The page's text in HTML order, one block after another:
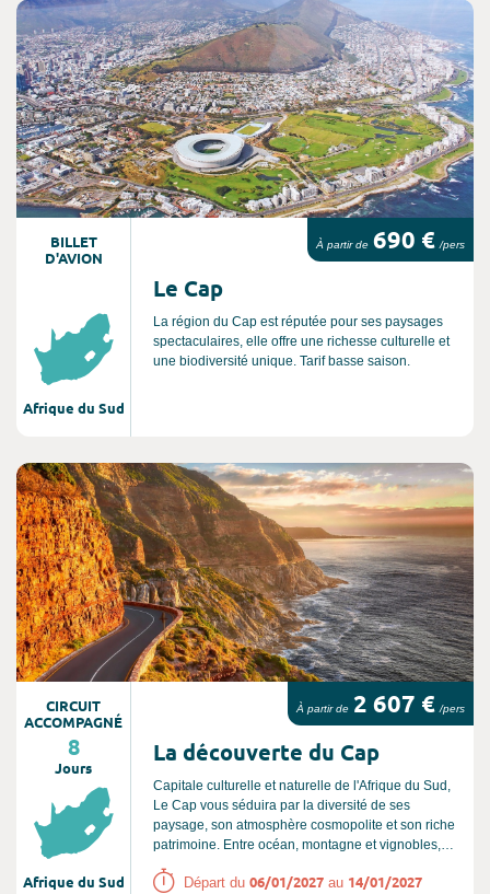
BILLET
D'AVION
Afrique du Sud
À partir de 690 € /pers
Le Cap
La région du Cap est réputée pour ses paysages
spectaculaires, elle offre une richesse culturelle et
une biodiversité unique. Tarif basse saison.
Consultez l'offre de voyage
CIRCUIT
ACCOMPAGNÉ
8
Jours
Afrique du Sud
À partir de 2 607 € /pers
La découverte du Cap
Capitale culturelle et naturelle de l'Afrique du Sud,
Le Cap vous séduira par la diversité de ses
paysage, son atmosphère cosmopolite et son riche
patrimoine. Entre océan, montagne et vignobles,
cette ville offre une expérience inoubliable.
Départ du 06/01/2027 au 14/01/2027
Consultez l'offre de voyage